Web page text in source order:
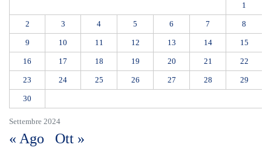
Settembre 2024
1
2 3 4 5 6 7 8
9 10 11 12 13 14 15
16 17 18 19 20 21 22
23 24 25 26 27 28 29
30
« Ago Ott »